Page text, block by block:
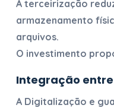
A terceirização
armazenamento
arquivos.
O investimento
Integração
A Digitalização e